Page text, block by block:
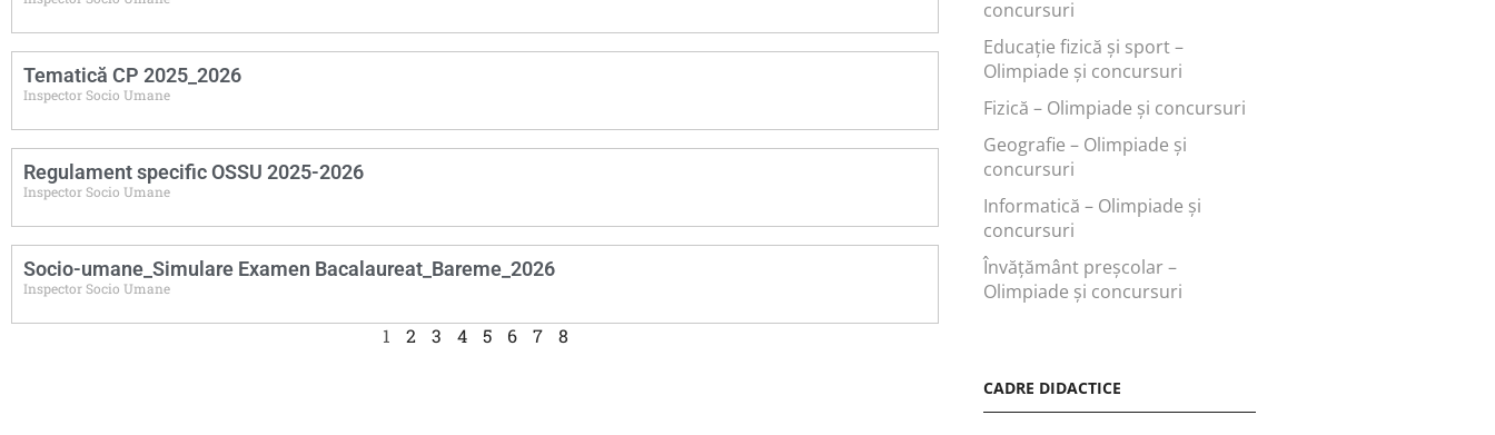
Tematică CP 2025_2026
Inspector Socio Umane
Regulament specific OSSU 2025-2026
Inspector Socio Umane
Socio-umane_Simulare Examen Bacalaureat_Bareme_2026
Inspector Socio Umane
1 2 3 4 5 6 7 8
concursuri
Educaţie fizică şi sport –
Olimpiade și concursuri
Fizică – Olimpiade și concursuri
Geografie – Olimpiade și
concursuri
Informatică – Olimpiade și
concursuri
Învăţământ preşcolar –
Olimpiade și concursuri
CADRE DIDACTICE